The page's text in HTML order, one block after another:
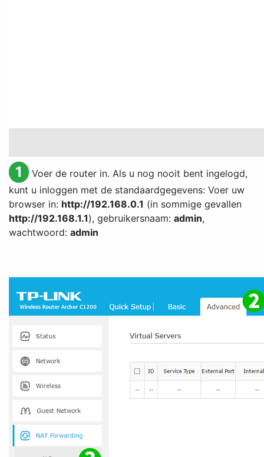
1
Voer de router in. Als u nog nooit bent ingelogd,
kunt u inloggen met de standaardgegevens: Voer uw
browser in: http://192.168.0.1 (in sommige gevallen
http://192.168.1.1), gebruikersnaam: admin,
wachtwoord: admin